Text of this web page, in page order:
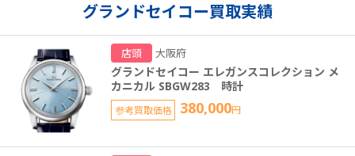
グランドセイコー買取実績
店頭 大阪府
グランドセイコー エレガンスコレクション メ
カニカル SBGW283 時計
参考買取価格 380,000円